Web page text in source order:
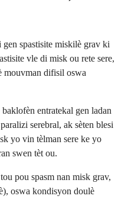
gen spastisite miskilè grav ki
vle di misk ou rete sere,
mouvman difisil oswa
entratekal gen ladan
serebral, ak sèten blesi
yo vin tèlman sere ke yo
swen tèt ou.
pou spasm nan misk grav,
oswa kondisyon doulè